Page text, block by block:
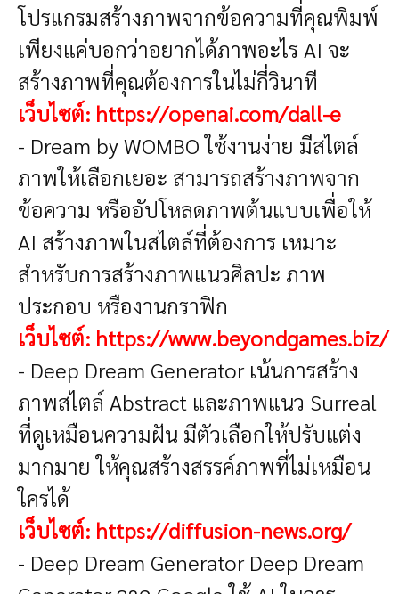
โปรแกรมสร้างภาพจากข้อความที่คุณพิมพ์
เพียงแค่บอกว่าอยากได้ภาพอะไร AI จะ
สร้างภาพที่คุณต้องการในไม่กี่วินาที
เว็บไซต์: https://openai.com/dall-e
- Dream by WOMBOใช้งานง่าย มีสไตล์
ภาพให้เลือกเยอะ สามารถสร้างภาพจาก
ข้อความ หรืออัปโหลดภาพต้นแบบเพื่อให้
AI สร้างภาพในสไตล์ที่ต้องการ เหมาะ
สำหรับการสร้างภาพแนวศิลปะ ภาพ
ประกอบ หรืองานกราฟิก
เว็บไซต์: https://www.beyondgames.biz/
- Deep Dream Generatorเน้นการสร้าง
ภาพสไตล์ Abstract และภาพแนว Surreal
ที่ดูเหมือนความฝัน มีตัวเลือกให้ปรับแต่ง
มากมาย ให้คุณสร้างสรรค์ภาพที่ไม่เหมือน
ใครได้
เว็บไซต์: https://diffusion-news.org/
- Deep Dream Generator Deep Dream